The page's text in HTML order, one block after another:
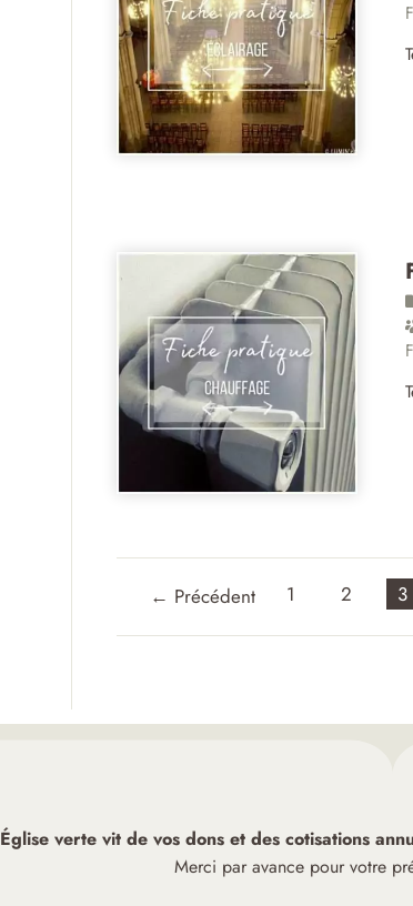
← Précédent 1 2 3
Église verte vit de vos dons et des cotisations
Merci par avance pour votre